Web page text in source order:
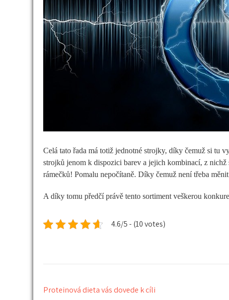
Celá tato řada má totiž jednotné strojky, díky čemuž si tu
strojků jenom k dispozici barev a jejich kombinací, z
rámečků! Pomalu nepočítaně. Díky čemuž není třeba
A díky tomu předčí právě tento sortiment veškerou
4.6/5 - (10 votes)
Navigace
Proteinová dieta vás dovede k cíli